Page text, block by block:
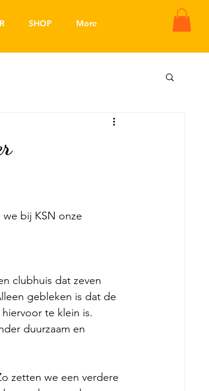
SHOP More
we bij KSN onze
clubhuis dat zeven
gebleken is dat de
te klein is.
duurzaam en
zetten we een verdere